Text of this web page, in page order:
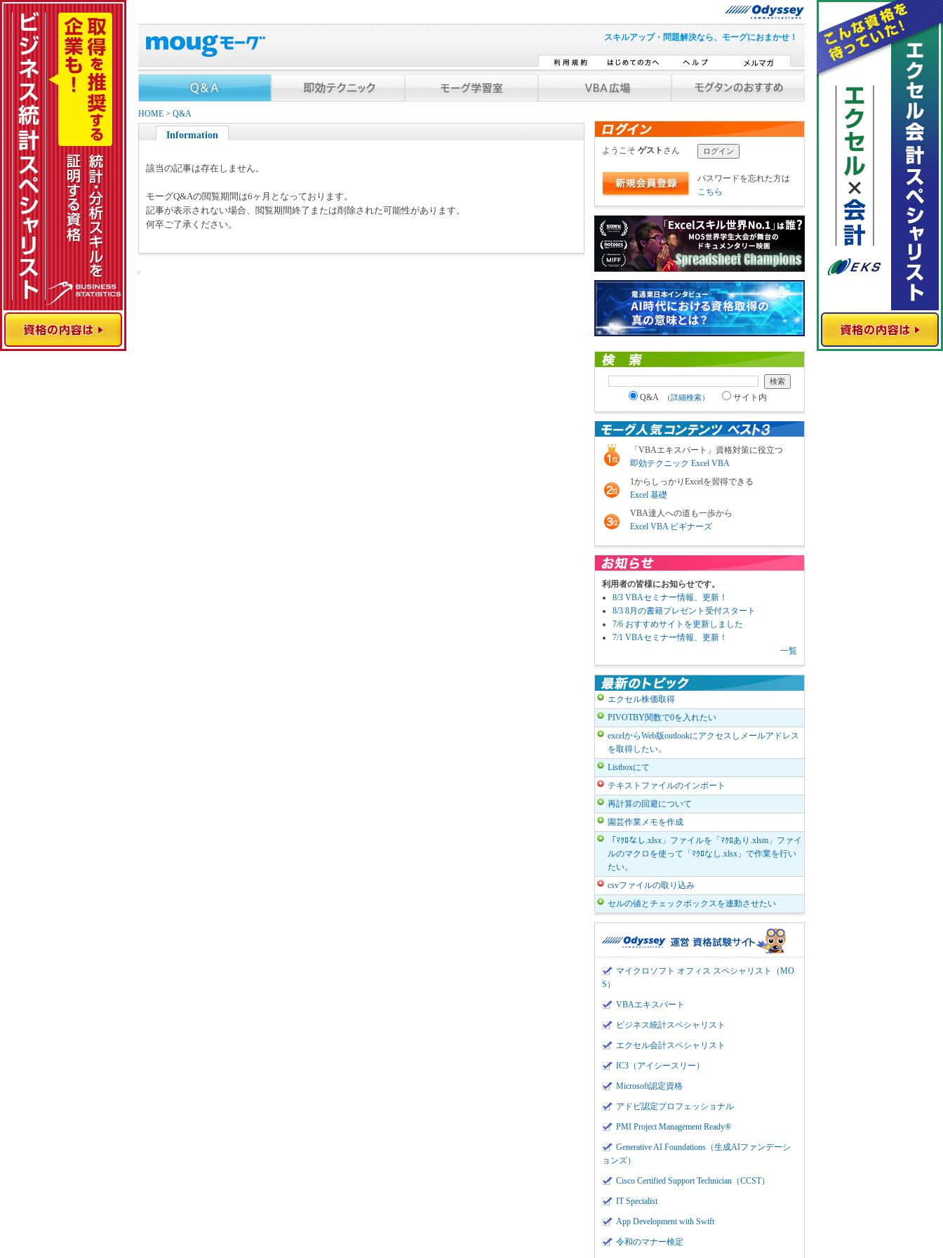
スキルアップ・問題解決なら、モーグにおまかせ！
HOME > Q&A
Information
該当の記事は存在しません。
モーグQ&Aの閲覧期間は6ヶ月となっております。
記事が表示されない場合、閲覧期間終了または削除された可能性があります。
何卒ご了承ください。
ようこそ ゲスト さん
パスワードを忘れた方は
こちら
Q&A （詳細検索） サイト内
「VBAエキスパート」資格対策に役立つ
即効テクニック Excel VBA
1からしっかりExcelを習得できる
Excel 基礎
VBA達人への道も一歩から
Excel VBA ビギナーズ
利用者の皆様にお知らせです。
8/3 VBAセミナー情報、更新！
8/3 8月の書籍プレゼント受付スタート
7/6 おすすめサイトを更新しました
7/1 VBAセミナー情報、更新！
一覧
エクセル株価取得
PIVOTBY関数で0を入れたい
excelからWeb版outlookにアクセスしメールアドレス
を取得したい。
Listboxにて
テキストファイルのインポート
再計算の回避について
園芸作業メモを作成
「ﾏｸﾛなし.xlsx」ファイルを「ﾏｸﾛあり.xlsm」ファイ
ルのマクロを使って「ﾏｸﾛなし.xlsx」で作業を行い
たい。
csvファイルの取り込み
セルの値とチェックボックスを連動させたい
マイクロソフト オフィス スペシャリスト（MO
S）
VBAエキスパート
ビジネス統計スペシャリスト
エクセル会計スペシャリスト
IC3（アイシースリー）
Microsoft認定資格
アドビ認定プロフェッショナル
PMI Project Management Ready®
Generative AI Foundations（生成AIファンデーシ
ョンズ）
Cisco Certified Support Technician（CCST）
IT Specialist
App Development with Swift
令和のマナー検定